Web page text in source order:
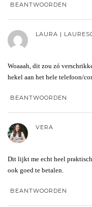
BEANTWOORDEN
LAURA |
Woaaah, dit zou zó
hekel aan het hele telefoon/
BEANTWOORDEN
VERA
Dit lijkt me echt heel
ook goed te betalen.
BEANTWOORDEN